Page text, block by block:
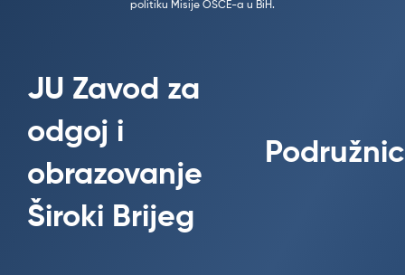
politiku Misije OSCE-a u BiH.
JU Zavod za
odgoj i
obrazovanje
Široki Brijeg